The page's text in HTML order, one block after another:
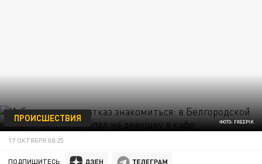
ФОТО: FREEPIK
ПРОИСШЕСТВИЯ
17 ОКТЯБРЯ 08:25
ПОДПИШИТЕСЬ: